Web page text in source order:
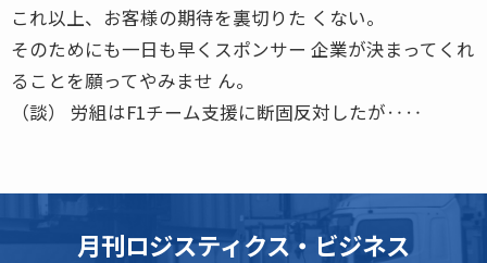
これ以上、お客様の期待を裏切りた くない。
そのためにも一日も早くスポンサー 企業が決まってくれ
ることを願ってやみませ ん。
（談） 労組はF1チーム支援に断固反対したが‥‥
月刊ロジスティクス・ビジネス